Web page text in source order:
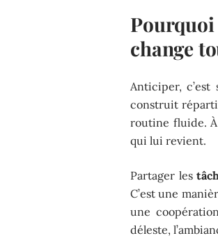
Pourquoi
change
Anticiper,
construit
routine fluide.
qui lui revient.
Partager les
C’est une
une
déleste,